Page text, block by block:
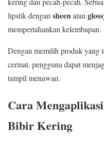
lipstik dengan sheenatau
mempertahankan kelembapan.
Dengan memilih produk yang
cermat, pengguna dapat
tampil menawan.
Cara
Bibir Kering